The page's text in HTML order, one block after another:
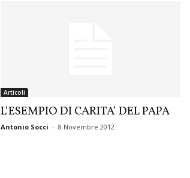
Articoli
L’ESEMPIO DI CARITA’ DEL PAPA
Antonio Socci - 8 Novembre 2012